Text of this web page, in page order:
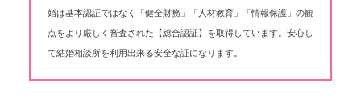
婚は基本認証ではなく「健全財務」「人材教育」「情報保護」の観
点をより厳しく審査された【総合認証】を取得しています。安心し
て結婚相談所を利用出来る安全な証になります。